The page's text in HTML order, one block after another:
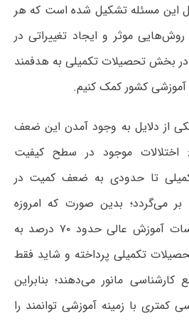
این مسئله تشکیل شده است که هر
روش‌هایی موثر و ایجاد تغییراتی در
بخش تحصیلات تکمیلی به هدفمند
کشور کمک کنیم.
از دلایل به وجود آمدن این ضعف
اختلالات موجود در سطح کیفیت
تا حدودی به ضعف کمیت در
می‌گردد؛ بدین صورت که امروزه
دانشگاه‌ها با مراکز موسسات آموزش عالی حدود ۷۰ درصد به
تکمیلی پرداخته و شاید فقط
کارشناسی مانور می‌دهند؛ بنابراین
کمتری با زمینه آموزشی توانمند را